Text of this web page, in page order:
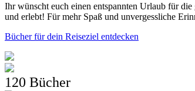
Ihr wünscht euch einen entspannten Urlaub für
und erlebt! Für mehr Spaß und unvergessliche
Bücher für dein Reiseziel entdecken
120 Bücher